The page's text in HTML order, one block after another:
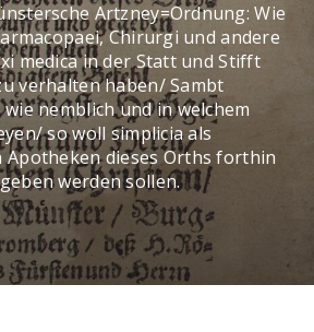
Artzney=Ordnung: Wie
Chirurgi und andere
medica in der Statt und Stifft
verhalten haben/ Sambt
nemblich und in welchem
so woll simplicia als
Apotheken dieses Orths forthin
werden sollen.